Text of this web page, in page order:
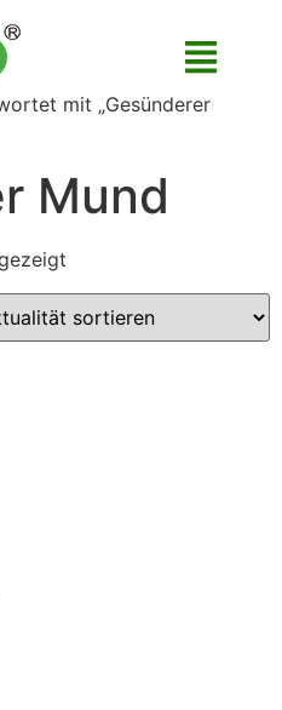
mit „Gesünderer
Mund